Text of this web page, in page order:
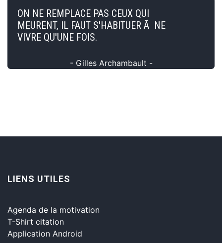
ON NE REMPLACE PAS CEUX QUI
MEURENT, IL FAUT S'HABITUER Ã NE
VIVRE QU'UNE FOIS.
- Gilles Archambault -
LIENS UTILES
Agenda de la motivation
T-Shirt citation
Application Android